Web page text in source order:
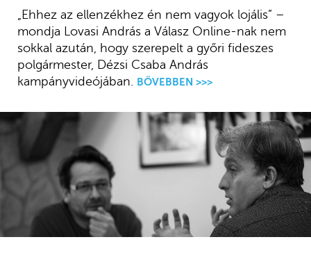
„Ehhez az ellenzékhez én nem vagyok lojális” –
mondja Lovasi András a Válasz Online-nak nem
sokkal azután, hogy szerepelt a győri fideszes
polgármester, Dézsi Csaba András
kampányvideójában. BŐVEBBEN >>>